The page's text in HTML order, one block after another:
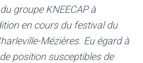
groupe KNEECAP à
en cours du festival du
Mézières. Eu égard à
position susceptibles de